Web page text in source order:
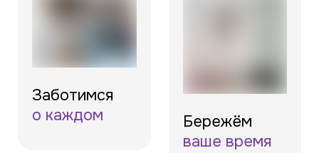
Заботимся
о каждом
Бережём
ваше время